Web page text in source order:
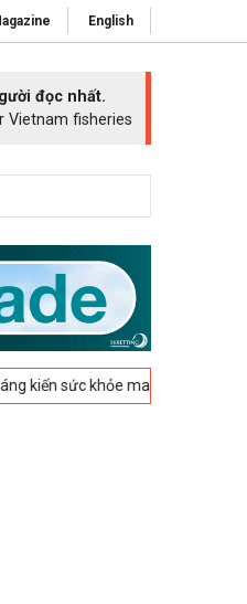
English
đọc nhất.
Vietnam fisheries
khỏe mang cá 2025 -